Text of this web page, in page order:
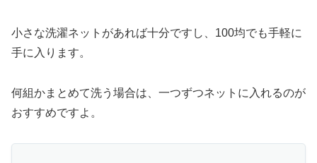
小さな洗濯ネットがあれば十分ですし、100均でも手軽に
手に入ります。
何組かまとめて洗う場合は、一つずつネットに入れるのが
おすすめですよ。